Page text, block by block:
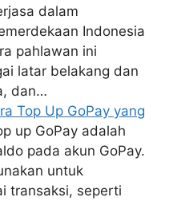
dalam
Indonesia
pahlawan ini
latar belakang dan
dan…
Top Up GoPay yang
up GoPay adalah
pada akun GoPay.
untuk
transaksi, seperti